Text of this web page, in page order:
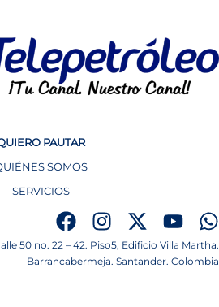
PAUTAR
SOMOS
SERVICIOS
50 no. 22 – 42. Piso5, Edificio Villa Martha.
Barrancabermeja. Santander. Colombia